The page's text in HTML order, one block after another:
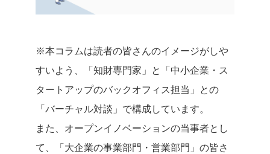
※本コラムは読者の皆さんのイメージがしや
すいよう、「知財専門家」と「中小企業・ス
タートアップのバックオフィス担当」との
「バーチャル対談」で構成しています。
また、オープンイノベーションの当事者とし
て、「大企業の事業部門・営業部門」の皆さ